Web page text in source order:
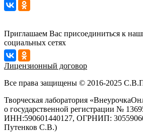
Приглашаем Вас присоединиться к
социальных сетях
Лицензионный договор
Все права защищены © 2016-2025
Творческая лаборатория
о государственной регистрации №
ИНН:590601440127, ОГРНИП:
Путенков С.В.)